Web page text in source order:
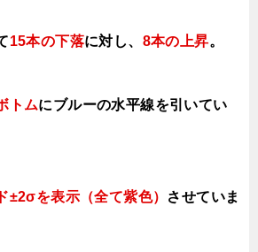
15本の下落に対し、 8本の上昇。
トムにブルーの水平線を引いてい
±2σを表示（全て紫色） させていま